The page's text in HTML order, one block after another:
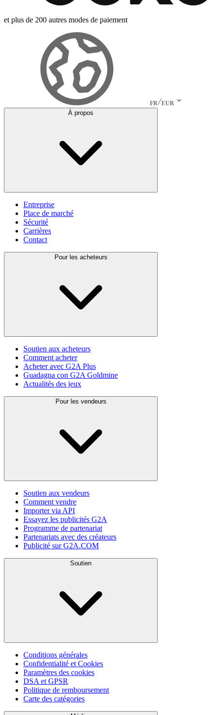
et plus de 200 autres modes de paiement
FR EUR
À propos
Entreprise
Place de marché
Sécurité
Carrières
Contact
Pour les acheteurs
Soutien aux acheteurs
Comment acheter
Acheter avec G2A Plus
Guadagna con G2A Goldmine
Actualités des jeux
Pour les vendeurs
Soutien aux vendeurs
Comment vendre
Importer via API
Essayez les publicités G2A
Programme de partenariat
Partenariats avec des créateurs
Publicité sur G2A.COM
Soutien
Conditions générales
Confidentialité et Cookies
Paramètres des cookies
DSA et GPSR
Politique de remboursement
Carte des catégories